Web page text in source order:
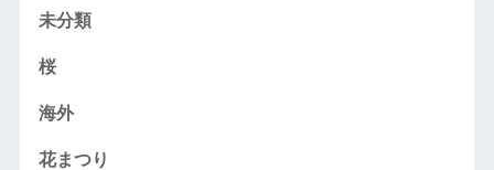
未分類
桜
海外
花まつり